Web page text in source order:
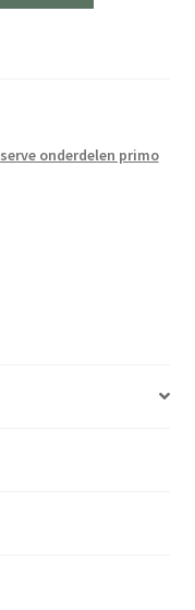
onderdelen primo